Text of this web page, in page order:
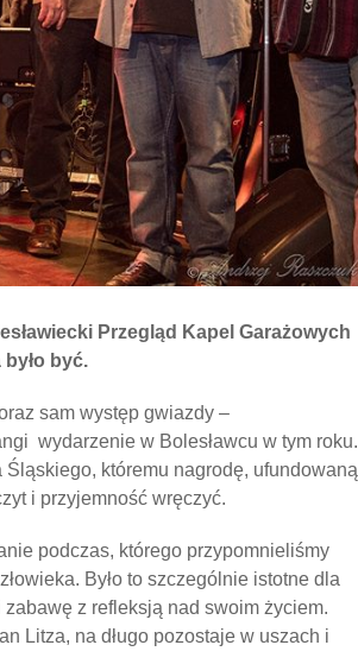
Przegląd Kapel Garażowych
być.
sam występ gwiazdy –
wydarzenie w Bolesławcu w tym roku.
Śląskiego, któremu nagrodę, ufundowaną
i przyjemność wręczyć.
podczas, którego przypomnieliśmy
Było to szczególnie istotne dla
z refleksją nad swoim życiem.
Litza, na długo pozostaje w uszach i